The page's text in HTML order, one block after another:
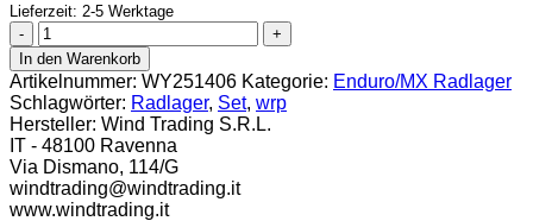
Lieferzeit: 2-5 Werktage
WRP
Radlager
Set
Menge
In den Warenkorb
Artikelnummer: WY251406 Kategorie: Enduro/MX Radlager
Schlagwörter: Radlager, Set, wrp
Hersteller: Wind Trading S.R.L.
IT - 48100 Ravenna
Via Dismano, 114/G
windtrading@windtrading.it
www.windtrading.it